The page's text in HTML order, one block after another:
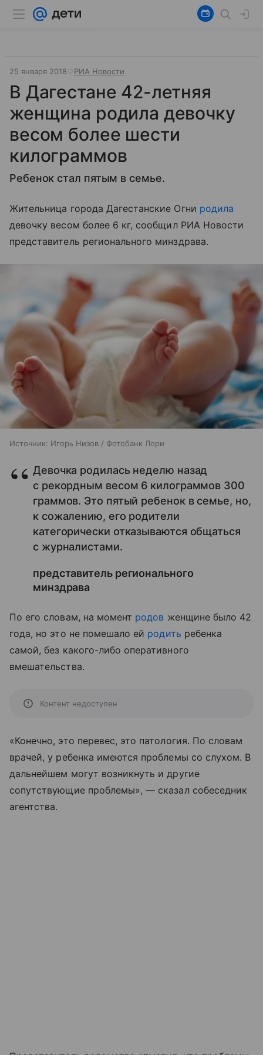
25 января 2018 РИА Новости
В Дагестане 42-летняя
женщина родила девочку
весом более шести
килограммов
Ребенок стал пятым в семье.
Жительница города Дагестанские Огни родила
девочку весом более 6 кг, сообщил РИА Новости
представитель регионального минздрава.
Источник: Игорь Низов / Фотобанк Лори
Девочка родилась неделю назад
с рекордным весом 6 килограммов 300
граммов. Это пятый ребенок в семье, но,
к сожалению, его родители
категорически отказываются общаться
с журналистами.
представитель регионального
минздрава
По его словам, на момент родов женщине было 42
года, но это не помешало ей родить ребенка
самой, без какого-либо оперативного
вмешательства.
Контент недоступен
«Конечно, это перевес, это патология. По словам
врачей, у ребенка имеются проблемы со слухом. В
дальнейшем могут возникнуть и другие
сопутствующие проблемы», — сказал собеседник
агентства.